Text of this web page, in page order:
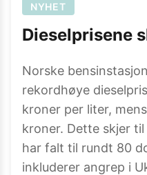
NYHET
Dieselprisene
Norske
rekordhøye
kroner per liter,
kroner. Dette skjer
har falt til rundt 80
inkluderer angrep i